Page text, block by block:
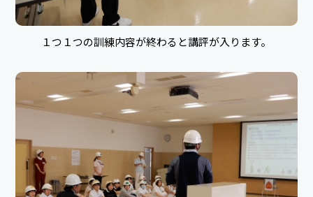
１つ１つの訓練内容が終わると講評が入ります。